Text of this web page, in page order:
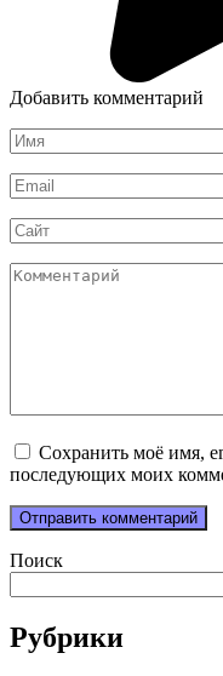
Добавить комментарий
Имя
*
Email
*
Сайт
Комментарий
Сохранить моё имя,
последующих моих
Поиск
Рубрики